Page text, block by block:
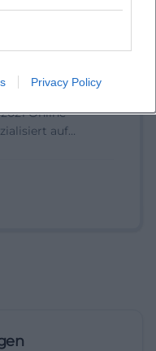
Privacy Policy
2019 bis 2021 als
Online-
auf